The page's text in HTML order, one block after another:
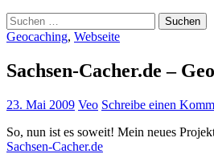
Suchen
nach:
Geocaching, Webseite
Sachsen-Cacher.de –
23. Mai 2009 Veo Schreibe einen
So, nun ist es soweit! Mein neues
Sachsen-Cacher.de